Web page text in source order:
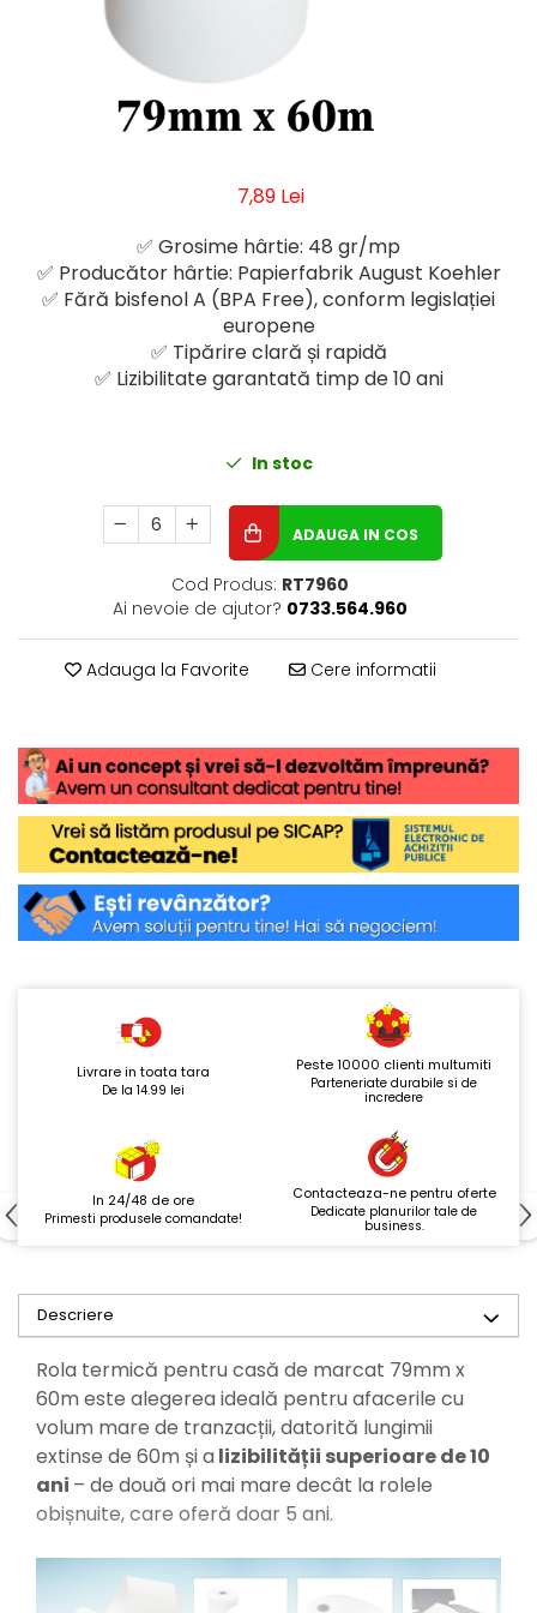
Intretinere masina de spalat
Insecticide si Capcane
Odorizante
7,89 Lei
✅ Grosime hârtie: 48 gr/mp
✅ Producător hârtie: Papierfabrik August Koehler
✅ Fără bisfenol A (BPA Free), conform legislației
europene
✅ Tipărire clară și rapidă
✅ Lizibilitate garantată timp de 10 ani
In stoc
ADAUGA IN COS
Cod Produs: RT7960
Ai nevoie de ajutor? 0733.564.960
Adauga la Favorite Cere informatii
Livrare in toata tara
De la 14.99 lei
Peste 10000 clienti multumiti
Parteneriate durabile si de
incredere
In 24/48 de ore
Primesti produsele comandate!
Contacteaza-ne pentru oferte
Dedicate planurilor tale de
business.
Descriere
Rola termică pentru casă de marcat 79mm x
60m este alegerea ideală pentru afacerile cu
volum mare de tranzacții, datorită lungimii
extinse de 60m și a lizibilității superioare de 10
ani – de două ori mai mare decât la rolele
obișnuite, care oferă doar 5 ani.